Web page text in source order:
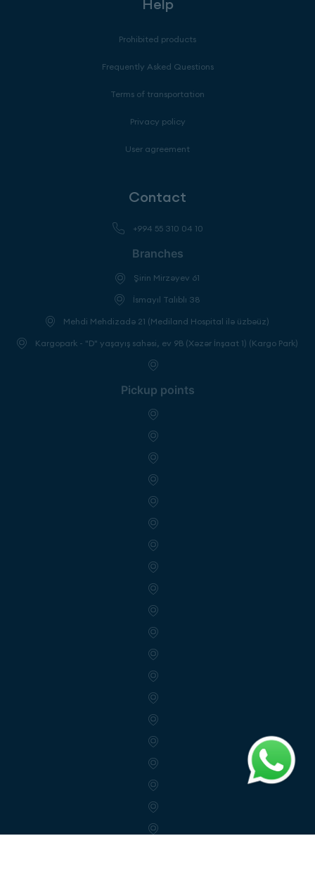
Help
Prohibited products
Frequently Asked Questions
Terms of transportation
Privacy policy
User agreement
Contact
+994 55 310 04 10
Branches
Şirin Mirzəyev 61
İsmayıl Talıblı 38
Mehdi Mehdizadə 21 (Mediland Hospital ilə üzbəüz)
Kargopark - "D" yaşayış sahəsi, ev 9B (Xəzər İnşaat 1) (Kargo Park)
Pickup points